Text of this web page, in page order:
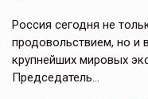
Россия сегодня не
продовольствием, но и
крупнейших мировых
Председатель…